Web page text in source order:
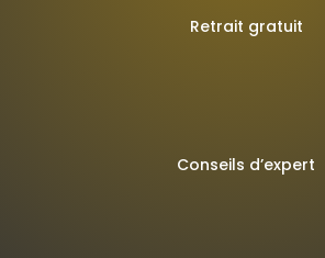
Retrait gratuit
Conseils d’expert